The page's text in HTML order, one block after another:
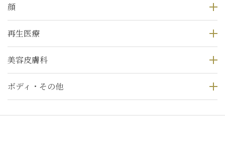
顔
再生医療
美容皮膚科
ボディ・その他